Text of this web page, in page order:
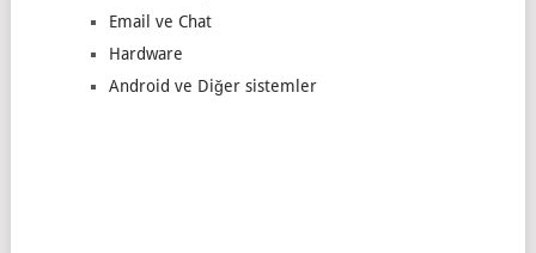
Email ve Chat
Hardware
Android ve Diğer sistemler